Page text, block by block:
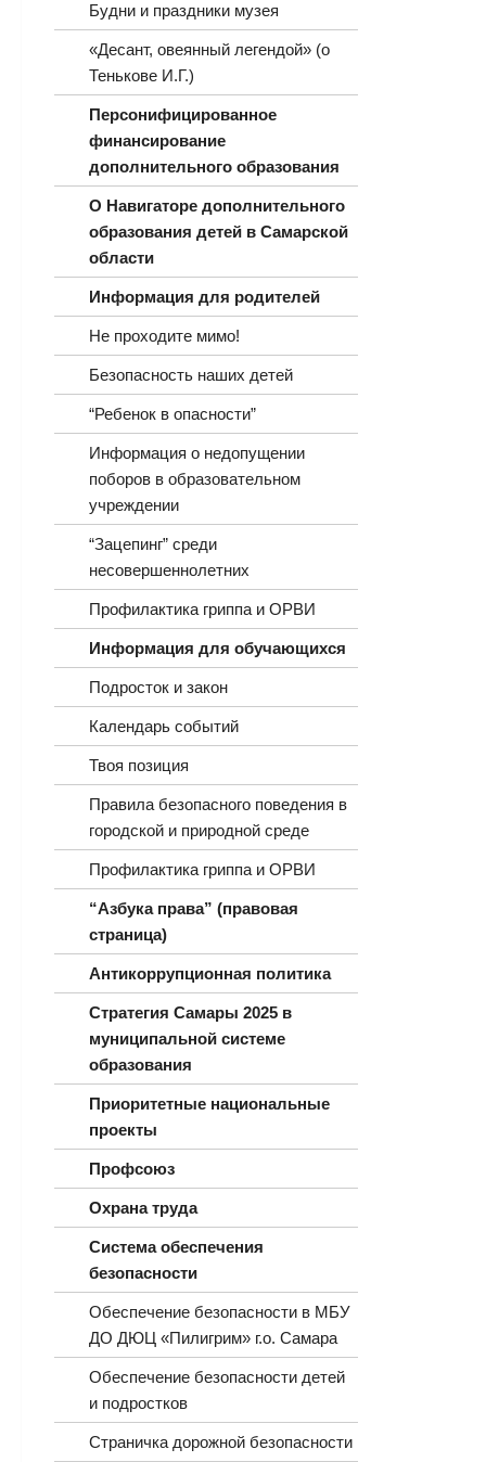
Будни и праздники музея
«Десант, овеянный легендой» (о
Тенькове И.Г.)
Персонифицированное
финансирование
дополнительного образования
О Навигаторе дополнительного
образования детей в Самарской
области
Информация для родителей
Не проходите мимо!
Безопасность наших детей
“Ребенок в опасности”
Информация о недопущении
поборов в образовательном
учреждении
“Зацепинг” среди
несовершеннолетних
Профилактика гриппа и ОРВИ
Информация для обучающихся
Подросток и закон
Календарь событий
Твоя позиция
Правила безопасного поведения в
городской и природной среде
Профилактика гриппа и ОРВИ
“Азбука права” (правовая
страница)
Антикоррупционная политика
Стратегия Самары 2025 в
муниципальной системе
образования
Приоритетные национальные
проекты
Профсоюз
Охрана труда
Система обеспечения
безопасности
Обеспечение безопасности в МБУ
ДО ДЮЦ «Пилигрим» г.о. Самара
Обеспечение безопасности детей
и подростков
Страничка дорожной безопасности